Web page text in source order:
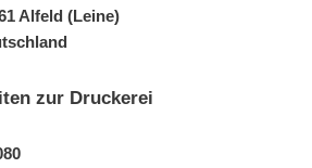
Alfeld (Leine)
zur Druckerei